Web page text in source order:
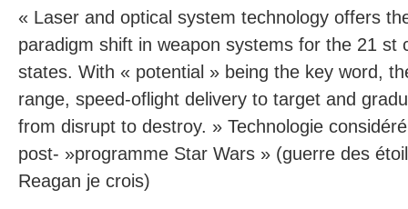
« Laser and optical system technology offers
paradigm shift in weapon systems for the 21 st
states. With « potential » being the key word,
range, speed-oflight delivery to target and
from disrupt to destroy. » Technologie
post- »programme Star Wars » (guerre des
Reagan je crois)